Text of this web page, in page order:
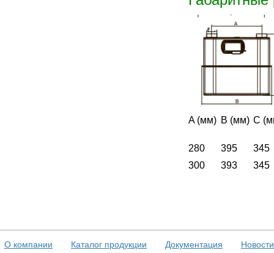
A (мм) B (мм) C
280 395
345
300
393 345
О компании Каталог продукции Документация Новости